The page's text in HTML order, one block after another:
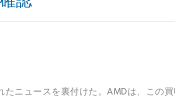
ニュースを裏付けた。AMDは、この